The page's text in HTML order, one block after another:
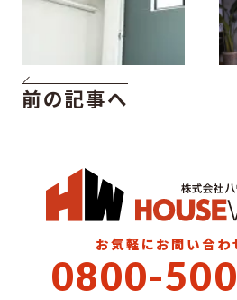
前の記事へ
お気軽にお問い合わ
0800-